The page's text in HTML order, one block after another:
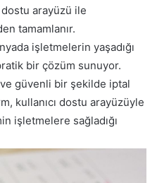
dostu arayüzü ile
tamamlanır.
işletmelerin yaşadığı
bir çözüm sunuyor.
ve güvenli bir şekilde iptal
kullanıcı dostu arayüzüyle
işletmelere sağladığı